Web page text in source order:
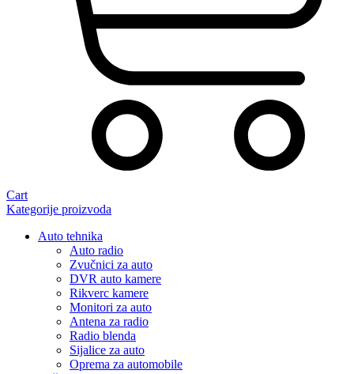
Cart
Kategorije proizvoda
Auto tehnika
Auto radio
Zvučnici za auto
DVR auto kamere
Rikverc kamere
Monitori za auto
Antena za radio
Radio blenda
Sijalice za auto
Oprema za automobile